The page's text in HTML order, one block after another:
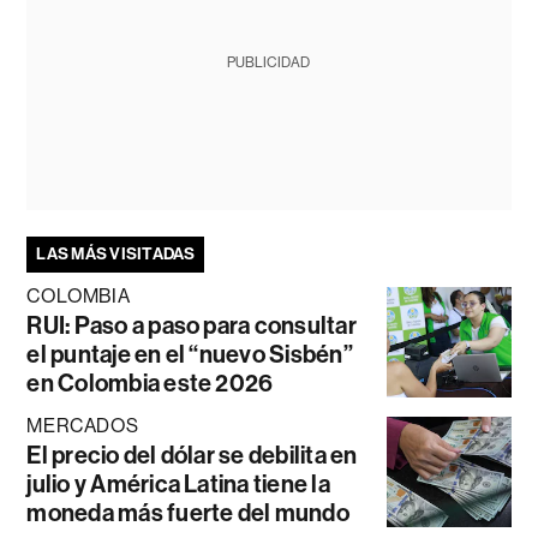
PUBLICIDAD
LAS MÁS VISITADAS
COLOMBIA
RUI: Paso a paso para consultar
el puntaje en el “nuevo Sisbén”
en Colombia este 2026
MERCADOS
El precio del dólar se debilita en
julio y América Latina tiene la
moneda más fuerte del mundo